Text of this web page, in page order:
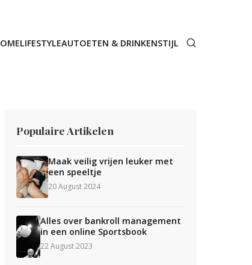
LIFESTYLEAUTOETEN & DRINKENSTIJL
Populaire Artikelen
Maak veilig vrijen leuker met
een speeltje
20 August 2024
Alles over bankroll management
in een online Sportsbook
22 August 2023